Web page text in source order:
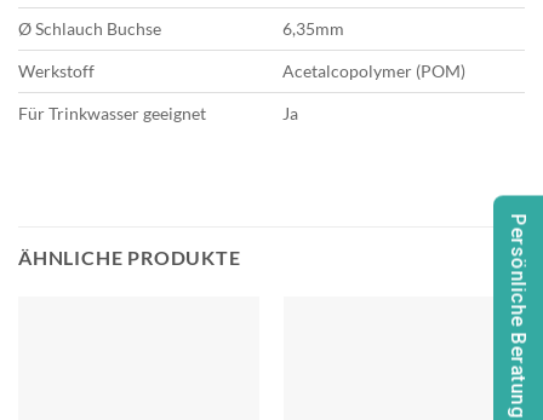
Ø Schlauch Buchse 6,35mm
Werkstoff Acetalcopolymer (POM)
Für Trinkwasser geeignet Ja
ÄHNLICHE PRODUKTE Persönliche Beratung